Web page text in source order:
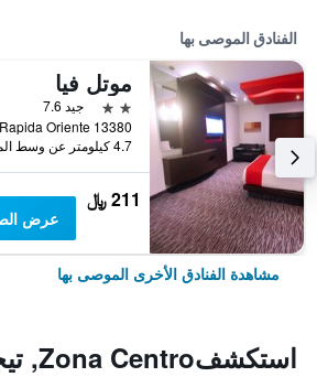
الفنادق الموصى بها
موتل فيا
2 نجمتين
جيد 7.6
4.7 كيلومتر عن وسط المدينة
211 ﷼
عرض
مشاهدة الفنادق الأخرى الموصى بها
استكشفZona Centro, تيجوانا